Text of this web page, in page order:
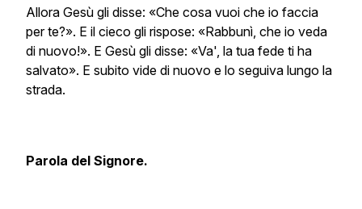
Allora Gesù gli disse: «Che cosa vuoi che io faccia
per te?». E il cieco gli rispose: «Rabbunì, che io veda
di nuovo!». E Gesù gli disse: «Va', la tua fede ti ha
salvato». E subito vide di nuovo e lo seguiva lungo la
strada.
Parola del Signore.